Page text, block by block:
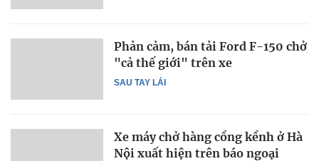
SAU TAY LÁI
Phản cảm, bán tải Ford F-150 chở
"cả thế giới" trên xe
Xe máy chở hàng cồng kềnh ở Hà
Nội xuất hiện trên báo ngoại